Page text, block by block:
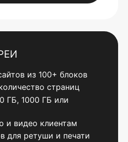
из 100+ блоков
страниц
ГБ, 1000 ГБ или
и видео клиентам
для ретуши и печати